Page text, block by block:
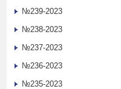
№239-2023
№238-2023
№237-2023
№236-2023
№235-2023